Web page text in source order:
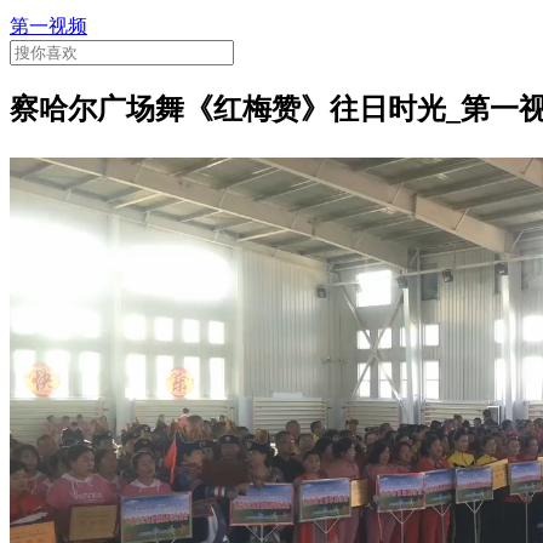
第一视频
察哈尔广场舞《红梅赞》往日时光_第一